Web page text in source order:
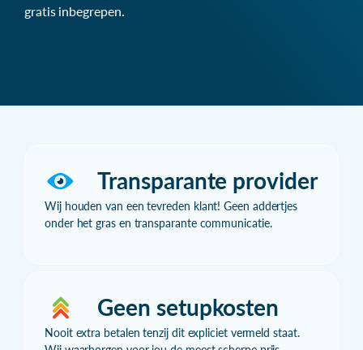
gratis inbegrepen.
Transparante provider
Wij houden van een tevreden klant! Geen addertjes
onder het gras en transparante communicatie.
Geen setupkosten
Nooit extra betalen tenzij dit expliciet vermeld staat.